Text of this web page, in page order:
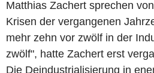
Matthias Zachert sprechen
Krisen der vergangenen
mehr zehn vor zwölf in der
zwölf", hatte Zachert erst
Die Deindustrialisierung in